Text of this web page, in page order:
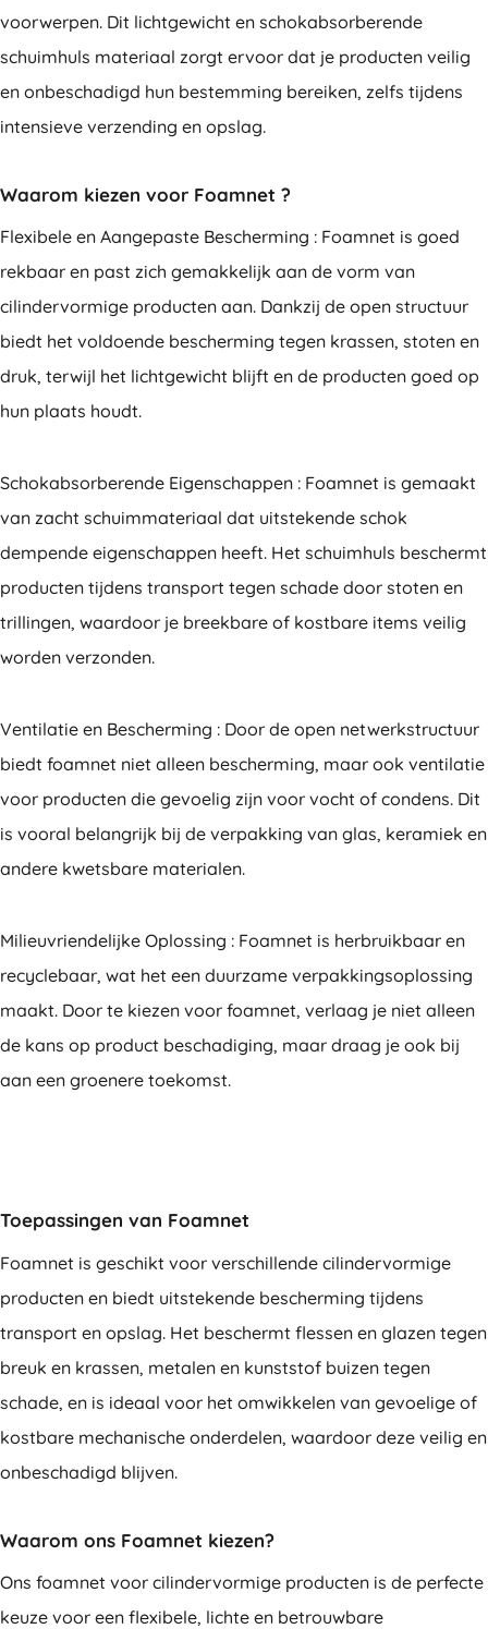
voorwerpen. Dit lichtgewicht en schokabsorberende
schuimhuls materiaal zorgt ervoor dat je producten veilig
en onbeschadigd hun bestemming bereiken, zelfs tijdens
intensieve verzending en opslag.
Waarom kiezen voor Foamnet ?
Flexibele en Aangepaste Bescherming : Foamnet is goed
rekbaar en past zich gemakkelijk aan de vorm van
cilindervormige producten aan. Dankzij de open structuur
biedt het voldoende bescherming tegen krassen, stoten en
druk, terwijl het lichtgewicht blijft en de producten goed op
hun plaats houdt.
Schokabsorberende Eigenschappen : Foamnet is gemaakt
van zacht schuimmateriaal dat uitstekende schok
dempende eigenschappen heeft. Het schuimhuls beschermt
producten tijdens transport tegen schade door stoten en
trillingen, waardoor je breekbare of kostbare items veilig
worden verzonden.
Ventilatie en Bescherming : Door de open netwerkstructuur
biedt foamnet niet alleen bescherming, maar ook ventilatie
voor producten die gevoelig zijn voor vocht of condens. Dit
is vooral belangrijk bij de verpakking van glas, keramiek en
andere kwetsbare materialen.
Milieuvriendelijke Oplossing : Foamnet is herbruikbaar en
recyclebaar, wat het een duurzame verpakkingsoplossing
maakt. Door te kiezen voor foamnet, verlaag je niet alleen
de kans op product beschadiging, maar draag je ook bij
aan een groenere toekomst.
Toepassingen van Foamnet
Foamnet is geschikt voor verschillende cilindervormige
producten en biedt uitstekende bescherming tijdens
transport en opslag. Het beschermt flessen en glazen tegen
breuk en krassen, metalen en kunststof buizen tegen
schade, en is ideaal voor het omwikkelen van gevoelige of
kostbare mechanische onderdelen, waardoor deze veilig en
onbeschadigd blijven.
Waarom ons Foamnet kiezen?
Ons foamnet voor cilindervormige producten is de perfecte
keuze voor een flexibele, lichte en betrouwbare